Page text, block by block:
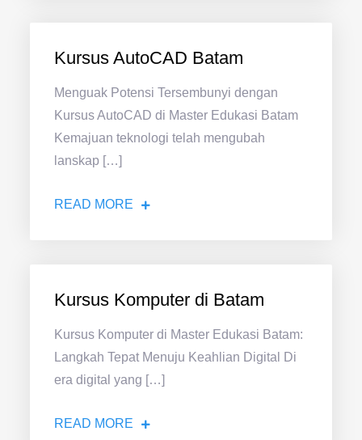
Kursus AutoCAD Batam
Menguak Potensi Tersembunyi dengan
Kursus AutoCAD di Master Edukasi Batam
Kemajuan teknologi telah mengubah
lanskap […]
READ MORE
Kursus Komputer di Batam
Kursus Komputer di Master Edukasi Batam:
Langkah Tepat Menuju Keahlian Digital Di
era digital yang […]
READ MORE